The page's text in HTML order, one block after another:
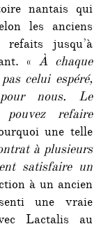
nantais qui
les anciens
jusqu’à
« À chaque
celui espéré,
nous. Le
refaire
une telle
à plusieurs
satisfaire un
à un ancien
une vraie
Lactalis au